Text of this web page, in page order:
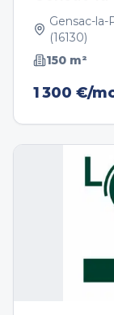
Gensac-la-
(16130)
150 m²
1 300 €/